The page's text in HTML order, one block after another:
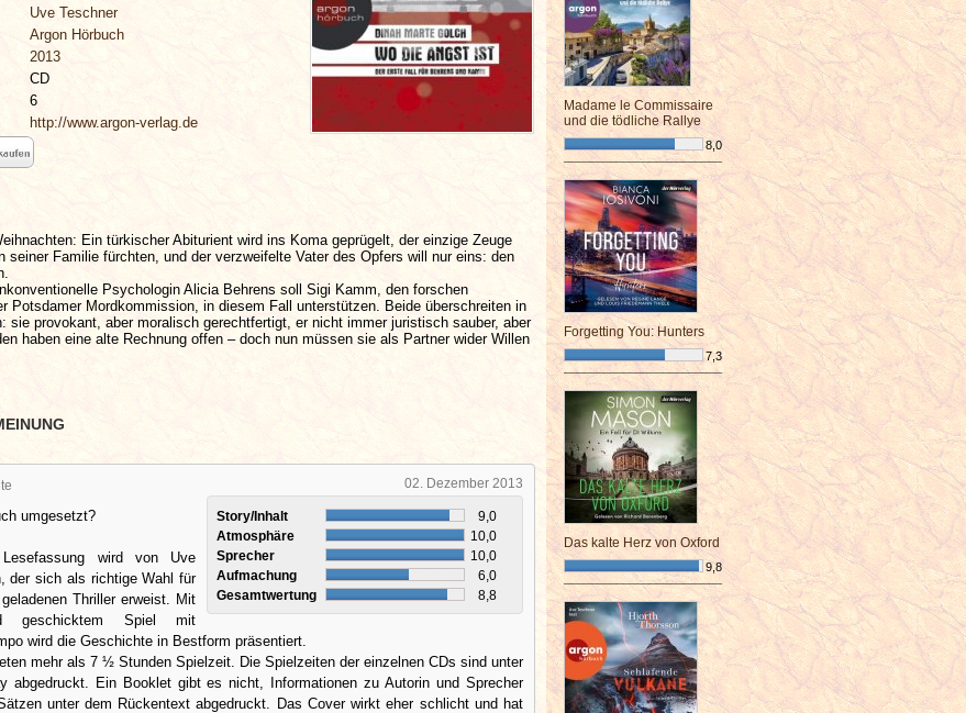
Uve Teschner
Argon Hörbuch
2013
CD
6
http://www.argon-verlag.de
Ein türkischer Abiturient wird ins Koma geprügelt, der einzige Zeuge
seiner Familie fürchten, und der verzweifelte Vater des Opfers will nur eins: den
Psychologin Alicia Behrens soll Sigi Kamm, den forschen
Potsdamer Mordkommission, in diesem Fall unterstützen. Beide überschreiten in
sie provokant, aber moralisch gerechtfertigt, er nicht immer juristisch sauber, aber
haben eine alte Rechnung offen – doch nun müssen sie als Partner wider Willen
02. Dezember 2013
Story/Inhalt
9,0
Atmosphäre
10,0
Sprecher
10,0
Aufmachung
6,0
Gesamtwertung
8,8
umgesetzt?
wird von Uve
der sich als richtige Wahl für
Thriller erweist. Mit
geschicktem Spiel mit
wird die Geschichte in Bestform präsentiert.
mehr als 7 ½ Stunden Spielzeit. Die Spielzeiten der einzelnen CDs sind unter
abgedruckt. Ein Booklet gibt es nicht, Informationen zu Autorin und Sprecher
unter dem Rückentext abgedruckt. Das Cover wirkt eher schlicht und hat
Madame le Commissaire
und die tödliche Rallye
8,0
¯¯¯¯¯¯¯¯¯¯¯¯¯¯¯¯¯¯¯¯¯¯¯¯
Forgetting You: Hunters
7,3
¯¯¯¯¯¯¯¯¯¯¯¯¯¯¯¯¯¯¯¯¯¯¯¯
Das kalte Herz von Oxford
9,8
¯¯¯¯¯¯¯¯¯¯¯¯¯¯¯¯¯¯¯¯¯¯¯¯